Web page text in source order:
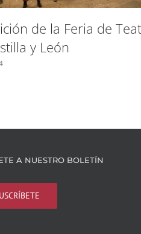
de la Feria de
y León
A NUESTRO BOLETÍN